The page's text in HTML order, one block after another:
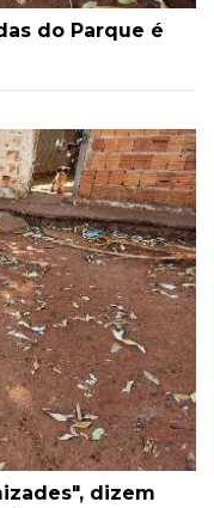
do Parque é
dizem